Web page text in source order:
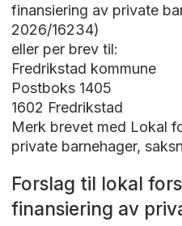
finansiering av private
2026/16234)
eller per brev til:
Fredrikstad kommune
Postboks 1405
1602 Fredrikstad
Merk brevet med Lokal
private barnehager,
Forslag til lokal
finansiering av